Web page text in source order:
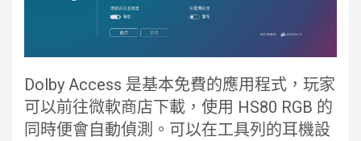
Dolby Access 是基本免費的應用程式，玩家
可以前往微軟商店下載，使用 HS80 RGB 的
同時便會自動偵測。可以在工具列的耳機設